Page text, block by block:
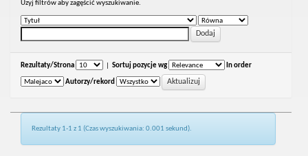
Uzyj filtrów aby zagęścić wyszukiwanie.
Rezultaty/Strona Sortuj pozycje wg In order
Autorzy/rekord
Rezultaty 1-1 z 1 (Czas wyszukiwania: 0.001 sekund).